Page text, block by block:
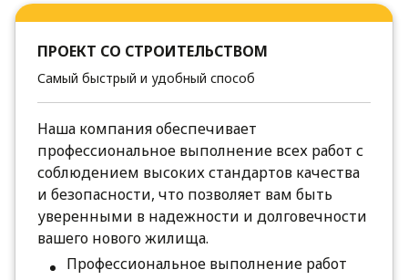
ПРОЕКТ СО СТРОИТЕЛЬСТВОМ
Самый быстрый и удобный способ
Наша компания обеспечивает
профессиональное выполнение всех работ с
соблюдением высоких стандартов качества
и безопасности, что позволяет вам быть
уверенными в надежности и долговечности
вашего нового жилища.
Профессиональное выполнение работ